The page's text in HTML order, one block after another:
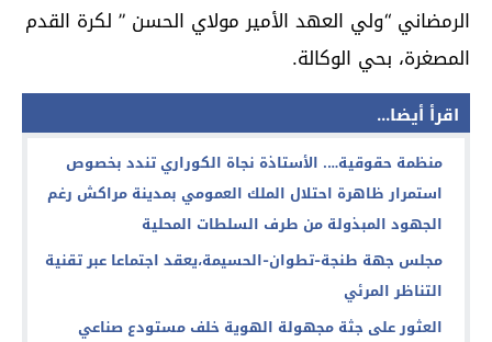
الرمضاني “ولي العهد الأمير مولاي الحسن ” لكرة القدم
المصغرة، بحي الوكالة.
اقرأ أيضا...
منظمة حقوقية…. الأستاذة نجاة الكوراري تندد بخصوص
استمرار ظاهرة احتلال الملك العمومي بمدينة مراكش رغم
الجهود المبذولة من طرف السلطات المحلية
مجلس جهة طنجة-تطوان-الحسيمة،يعقد اجتماعا عبر تقنية
التناظر المرئي
العثور على جثة مجهولة الهوية خلف مستودع صناعي